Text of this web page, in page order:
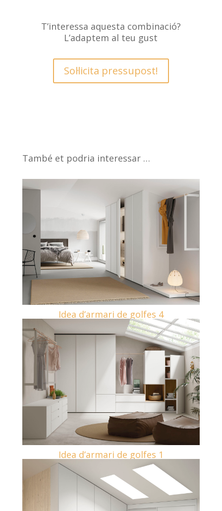
T’interessa aquesta combinació?
L’adaptem al teu gust
Sol·licita pressupost!
També et podria interessar …
Idea d’armari de golfes 4
Idea d’armari de golfes 1